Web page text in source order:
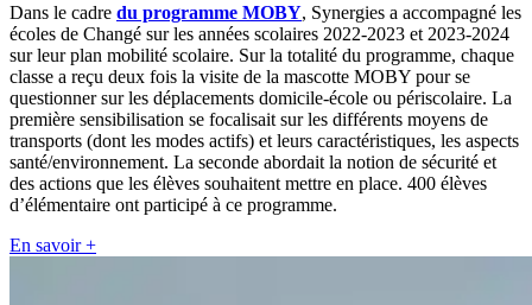
Dans le cadre du programme MOBY, Synergies a accompagné les
écoles de Changé sur les années scolaires 2022-2023 et 2023-2024
sur leur plan mobilité scolaire. Sur la totalité du programme, chaque
classe a reçu deux fois la visite de la mascotte MOBY pour se
questionner sur les déplacements domicile-école ou périscolaire. La
première sensibilisation se focalisait sur les différents moyens de
transports (dont les modes actifs) et leurs caractéristiques, les aspects
santé/environnement. La seconde abordait la notion de sécurité et
des actions que les élèves souhaitent mettre en place. 400 élèves
d’élémentaire ont participé à ce programme.
En savoir +